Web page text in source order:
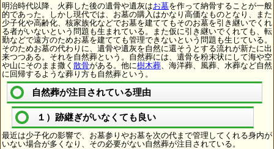
明治時代以降、火葬した後の遺骨や遺灰はお墓を作って納骨することが一般
的であった。しかし現代では、お墓の購入はかなり高価なものとなり、また
少子化や高齢化、核家族化などでお墓を建ててもそのお墓を引き継いでくれ
る者がいないという問題も生まれている。また仮に引き継いでくれても、転
勤などで遠方のためお墓を建てても管理できないという問題も生じている。
そのためお墓の代わりに、遺骨や遺灰を自然に還そうとする流れが新たに出
来つつある。それを自然葬という。自然葬には、遺骨を粉末状にして海や空
や山にそのまま撒く 散骨がある。他に樹木葬 、海洋葬、風葬、水葬など自然
に回帰するような葬り方も自然葬という。
自然葬が注目されている理由
１）跡継ぎがいなくても良い
最近は少子化の影響で、お墓参りやお墓を次の代まで管理してくれる身内が
いない場合が多くなり、その必要がない自然葬が注目されている。